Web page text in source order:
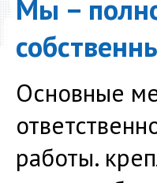
Мы –
Основные
работы.